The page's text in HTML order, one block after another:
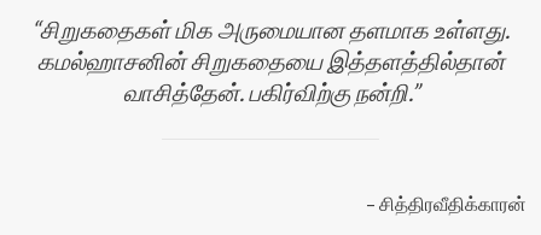
சிறுகதைகள் மிக அருமையான தளமாக உள்ளது.
கமல்ஹாசனின் சிறுகதையை இத்தளத்தில்தான்
வாசித்தேன். பகிர்விற்கு நன்றி.
சித்திரவீதிக்காரன்